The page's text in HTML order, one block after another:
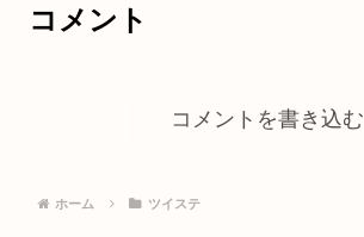
コメント
コメントを書き込む
ホーム ツイステ